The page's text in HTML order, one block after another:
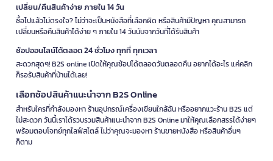
เปลี่ยน/คืนสินค้าง่าย ภายใน 14 วัน
ซื้อไปแล้วไม่ตรงใจ? ไม่ว่าจะเป็นหนังสือที่เลือกผิด หรือสินค้ามีปัญหา คุณสามารถ
เปลี่ยนหรือคืนสินค้าได้ง่าย ๆ ภายใน 14 วันนับจากวันที่ได้รับสินค้า
ช้อปออนไลน์ได้ตลอด 24 ชั่วโมง ทุกที่ ทุกเวลา
สะดวกสุดๆ! B2S online เปิดให้คุณช้อปได้ตลอดวันตลอดคืน อยากได้อะไร แค่คลิก
ก็รอรับสินค้าที่บ้านได้เลย!
เลือกช้อปสินค้าแนะนำจาก B2S Online
สำหรับใครที่กำลังมองหา ร้านอุปกรณ์เครื่องเขียนใกล้ฉัน หรืออยากแวะร้าน B2S แต่
ไม่สะดวก วันนี้เราได้รวบรวมสินค้าแนะนำจาก B2S Online มาให้คุณเลือกสรรได้ง่ายๆ
พร้อมตอบโจทย์ทุกไลฟ์สไตล์ ไม่ว่าคุณจะมองหา ร้านขายหนังสือ หรือสินค้าอื่นๆ
ก็ตาม